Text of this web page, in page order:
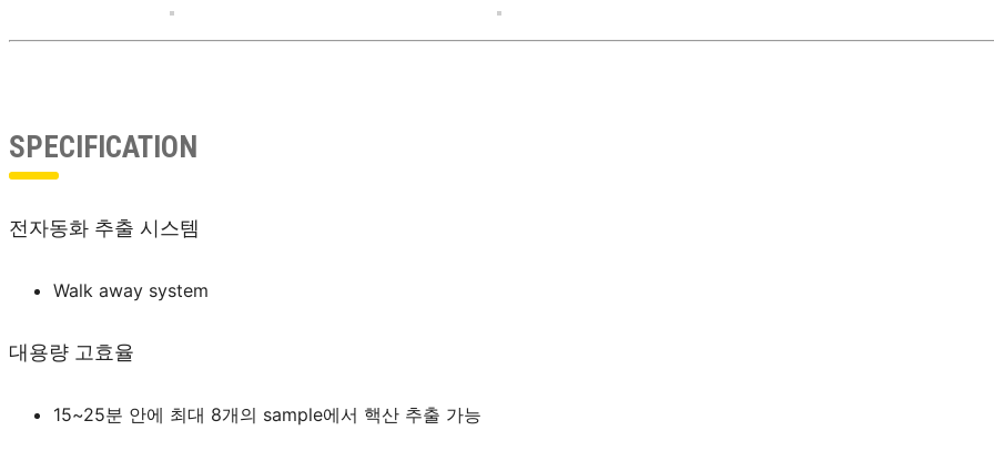
SPECIFICATION
전자동화 추출 시스템
Walk away system
대용량 고효율
15~25분 안에 최대 8개의 sample에서 핵산 추출 가능